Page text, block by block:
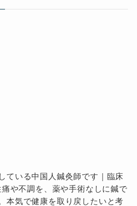
ている中国人鍼灸師です｜臨床
や不調を、薬や手術なしに鍼で
本気で健康を取り戻したいと考